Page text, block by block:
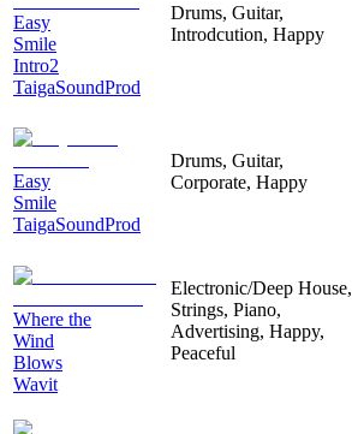
Easy
Smile
Intro2
TaigaSoundProd
Drums, Guitar,
Introdcution, Happy
Easy
Smile
TaigaSoundProd
Drums, Guitar,
Corporate, Happy
Where the
Wind
Blows
Wavit
Electronic/Deep House,
Strings, Piano,
Advertising, Happy,
Peaceful